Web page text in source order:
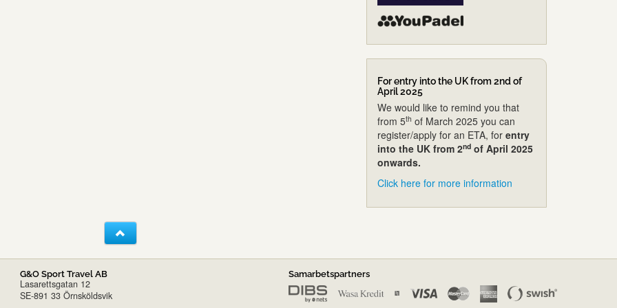
For entry into the UK from 2nd of
April 2025
We would like to remind you that
from 5th of March 2025 you can
register/apply for an ETA, for entry
into the UK from 2ndof April 2025
onwards.
Click here for more information
G&O Sport Travel AB
Lasarettsgatan 12
SE-891 33 Örnsköldsvik
Samarbetspartners